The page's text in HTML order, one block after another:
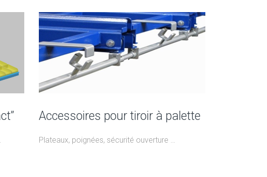
Accessoires pour tiroir à palette
Plateaux, poignées, sécurité ouverture …